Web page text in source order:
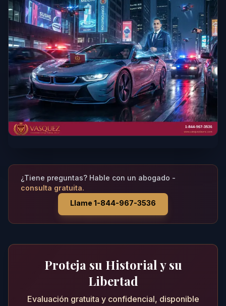
¿Tiene preguntas? Hable con un abogado -
consulta gratuita.
Llame 1-844-967-3536
Proteja su Historial y su
Libertad
Evaluación gratuita y confidencial, disponible